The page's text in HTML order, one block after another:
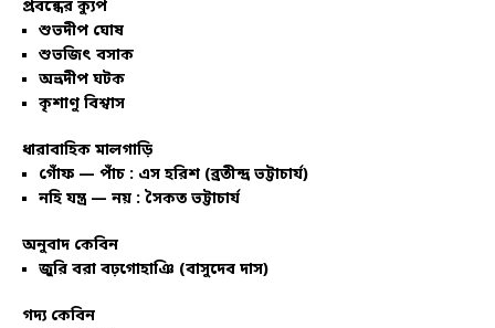
প্রবন্ধের ক্যুপ
শুভদীপ ঘোষ
শুভজিৎ বসাক
অভ্রদীপ ঘটক
কৃশাণু বিশ্বাস
ধারাবাহিক মালগাড়ি
গোঁফ — পাঁচ : এস হরিশ (ব্রতীন্দ্র ভট্টাচার্য)
নহি যন্ত্র — নয় : সৈকত ভট্টাচার্য
অনুবাদ কেবিন
জুরি বরা বঢ়গোহাঞি (বাসুদেব দাস)
গদ্য কেবিন